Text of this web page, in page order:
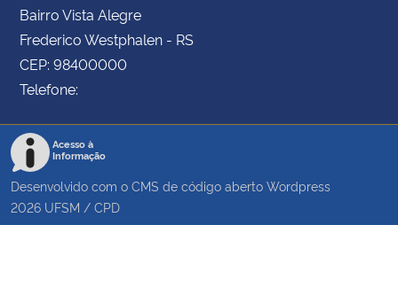
Bairro Vista Alegre
Frederico Westphalen - RS
CEP: 98400000
Telefone:
Acesso à
Informação
Desenvolvido com o CMS de código aberto Wordpress
2026 UFSM / CPD